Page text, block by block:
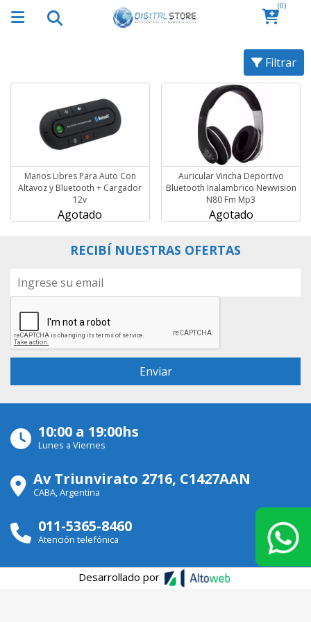
(0)
Filtrar
Manos Libres Para Auto Con
Altavoz y Bluetooth + Cargador
12v
Agotado
Auricular Vincha Deportivo
Bluetooth Inalambrico Newvision
N80 Fm Mp3
Agotado
RECIBÍ NUESTRAS OFERTAS
10:00 a 19:00hs
Lunes a Viernes
Av Triunvirato 2716, C1427AAN
CABA, Argentina
011-5365-8460
Atención telefónica
Desarrollado por